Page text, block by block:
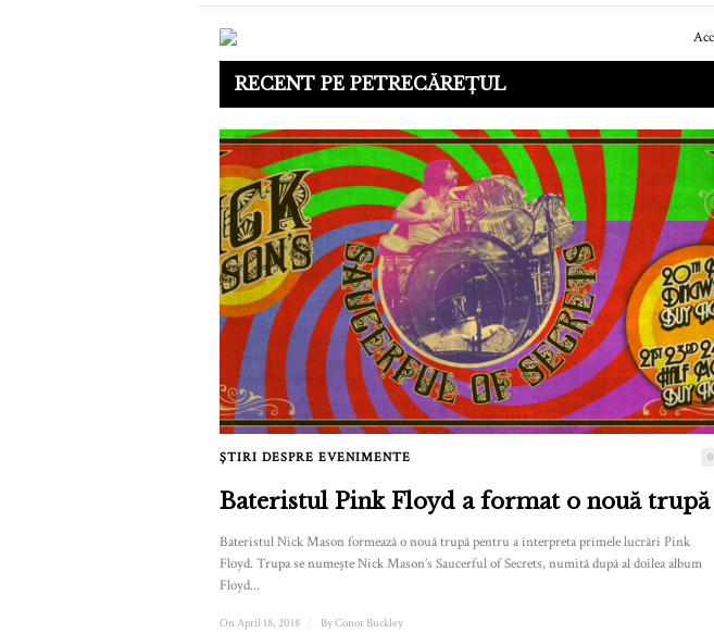
RECENT PE PETRECĂREȚUL
ȘTIRI DESPRE EVENIMENTE 0
Bateristul Pink Floyd a format o nouă trupă
Bateristul Nick Mason formează o nouă trupă pentru a interpreta primele lucrări Pink
Floyd. Trupa se numește Nick Mason’s Saucerful of Secrets, numită după al doilea album
Floyd...
On April 18, 2018 ByConor Buckley